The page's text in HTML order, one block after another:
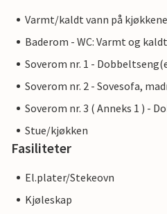
Varmt/kaldt vann på
Baderom - WC: Varmt og
Soverom nr. 1 -
Soverom nr. 2 - Sovesofa,
Soverom nr. 3 ( Anneks 1 ) -
Stue/kjøkken
Fasiliteter
El.plater/Stekeovn
Kjøleskap